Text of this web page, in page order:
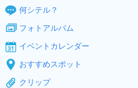
何シテル？
フォトアルバム
イベントカレンダー
おすすめスポット
クリップ